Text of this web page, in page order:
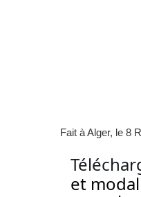
Fait à Alger, le 8
et